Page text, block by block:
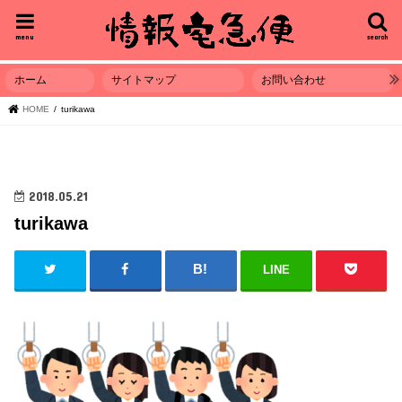
search
menu
ホーム サイトマップ お問い合わせ
HOME turikawa
2018.05.21
turikawa
LINE